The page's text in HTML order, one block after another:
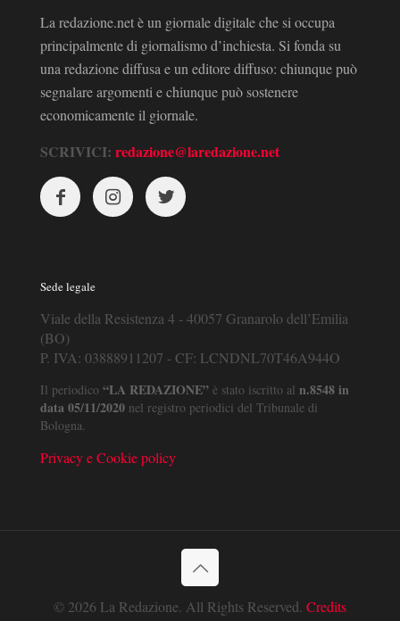
La redazione.net è un giornale digitale che si occupa
principalmente di giornalismo d’inchiesta. Si fonda su
una redazione diffusa e un editore diffuso: chiunque può
segnalare argomenti e chiunque può sostenere
economicamente il giornale.
SCRIVICI: redazione@laredazione.net
Sede legale
Viale della Resistenza 4 - 40057 Granarolo dell’Emilia
(BO)
P. IVA: 03888911207 - CF: LCNDNL70T46A944O
Il periodico “LA REDAZIONE” è stato iscritto al n.8548 in
data 05/11/2020 nel registro periodici del Tribunale di
Bologna.
Privacy e Cookie policy
© 2026 La Redazione. All Rights Reserved. Credits